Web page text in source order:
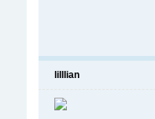
lilllian